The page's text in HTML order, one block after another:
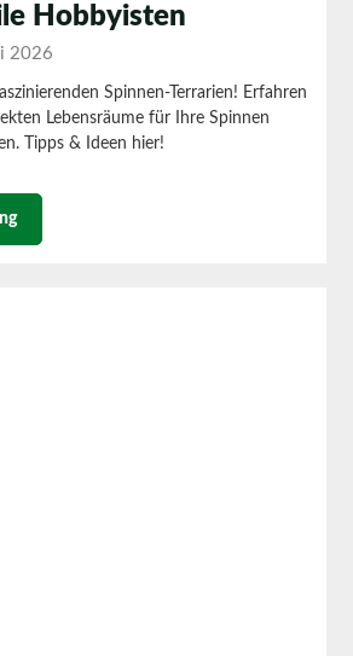
Hobbyisten
2026
Spinnen-Terrarien! Erfahren
Lebensräume für Ihre Spinnen
Tipps & Ideen hier!